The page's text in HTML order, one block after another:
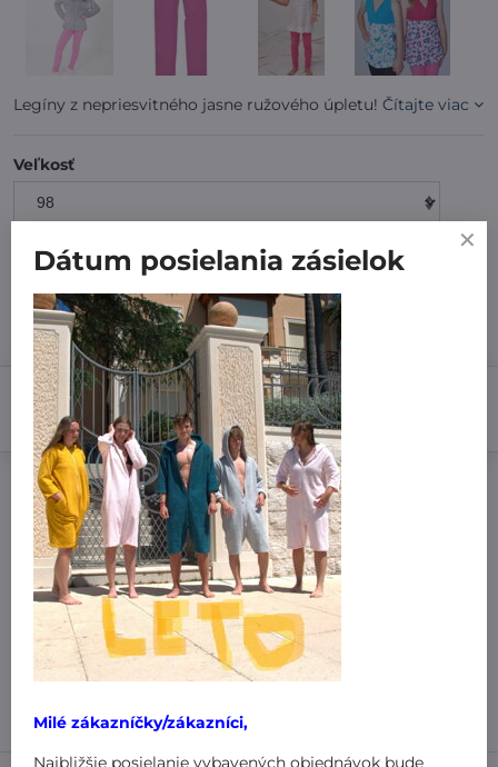
Legíny z nepriesvitného jasne ružového úpletu! Čítajte viac
Veľkosť
7 dní
11,99 € Zľava 5,99 €
6 €
Do košíka
Pridať k Obľúbeným
Doručenia
Výrobca:MiniPlanet
Nákup za:
60,99 € doručíme za 3,99 €
61 € doručíme za 1,99 €
Dátum posielania zásielok
Milé zákazníčky/zákazníci,
Najbližšie posielanie vybavených objednávok bude